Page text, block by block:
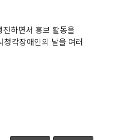
하면서 홍보 활동을
각장애인의 날을 여러